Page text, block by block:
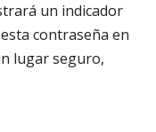
un indicador
contraseña en
lugar seguro,